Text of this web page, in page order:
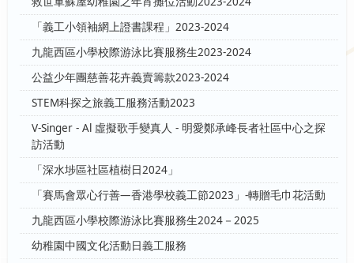
「義工小領袖網上證書課程」2023-2024
九龍西區小學校際游泳比賽服務生2023-2024
公益少年團慈善花卉義賣籌款2023-2024
STEM科探之旅義工服務活動2023
V-Singer - Al 虛擬歌手變真人 - 明愛鄭承峰長者社區中心之探
訪活動
「深水埗區社區植樹日2024」
「賽馬會眾心行善—香港學校義工節2023」-轉贈毛巾花活動
九龍西區小學校際游泳比賽服務生2024－2025
幼稚園中國文化活動日義工服務